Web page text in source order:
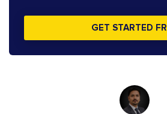
GET STARTED